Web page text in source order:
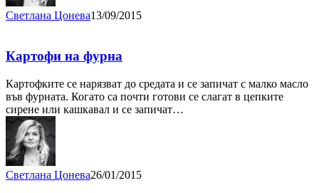
Светлана Цонева13/09/2015
Картофи на фурна
Картофките се нарязват до средата и се запичат с малко масло
във фурната. Когато са почти готови се слагат в цепките
сирене или кашкавал и се запичат…
Светлана Цонева26/01/2015